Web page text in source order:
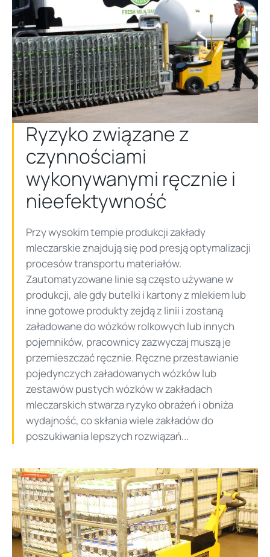
Ryzyko związane z
czynnościami
wykonywanymi ręcznie i
nieefektywność
Przy wysokim tempie produkcji zakłady
mleczarskie znajdują się pod presją optymalizacji
procesów transportu materiałów.
Zautomatyzowane linie są często używane w
produkcji, ale gdy butelki i kartony z mlekiem lub
inne gotowe produkty zejdą z linii i zostaną
załadowane do wózków rolkowych lub innych
pojemników, pracownicy zazwyczaj muszą je
przemieszczać ręcznie. Ręczne przestawianie
pojedynczych załadowanych wózków lub
zestawów pustych wózków w zakładach
mleczarskich stwarza ryzyko obrażeń i obniża
wydajność, co skłania wiele zakładów do
poszukiwania lepszych rozwiązań...